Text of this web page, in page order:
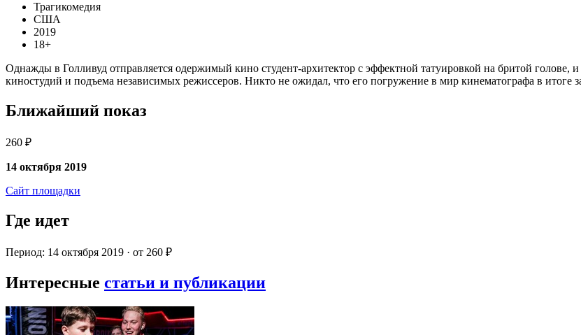
Трагикомедия
США
2019
18+
Однажды в Голливуд отправляется одержимый кино студент-архитектор с эффектной татуировкой на бритой голове,
киностудий и подъема независимых режиссеров. Никто не ожидал, что его погружение в мир кинематографа в итоге
Ближайший показ
260 ₽
14 октября 2019
Сайт площадки
Где идет
Период: 14 октября 2019 · от 260 ₽
Интересные статьи и публикации